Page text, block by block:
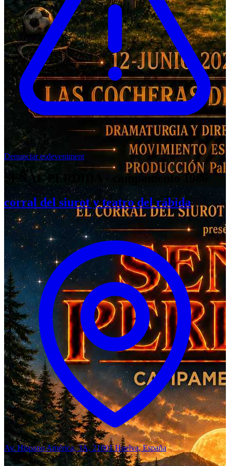
Denunciar esdeveniment
SEÑAL PERDIDA - campamento 1986
corral del siurot y teatro del rábida
Av. Hispano América, 3A, 21001 Huelva, España